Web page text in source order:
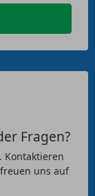
Fragen?
Kontaktieren
uns auf